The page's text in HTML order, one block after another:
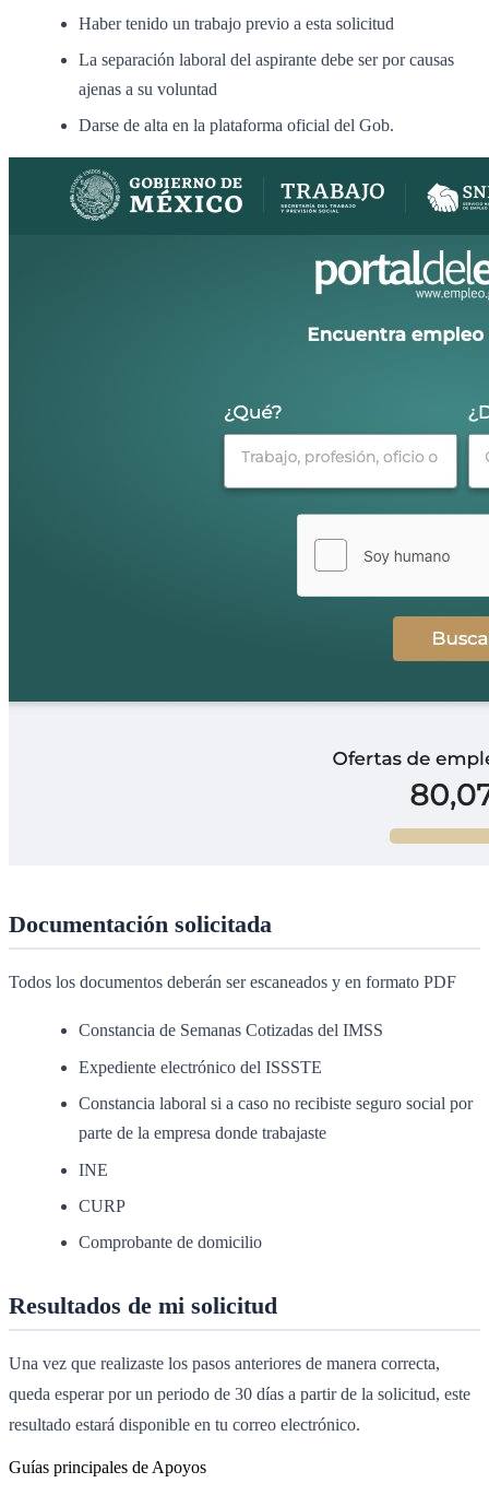
Haber tenido un trabajo previo a esta solicitud
La separación laboral del aspirante debe ser por causas
ajenas a su voluntad
Darse de alta en la plataforma oficial del Gob.
Documentación solicitada
Todos los documentos deberán ser escaneados y en formato PDF
Constancia de Semanas Cotizadas del IMSS
Expediente electrónico del ISSSTE
Constancia laboral si a caso no recibiste seguro social por
parte de la empresa donde trabajaste
INE
CURP
Comprobante de domicilio
Resultados de mi solicitud
Una vez que realizaste los pasos anteriores de manera correcta,
queda esperar por un periodo de 30 días a partir de la solicitud, este
resultado estará disponible en tu correo electrónico.
Guías principales de Apoyos